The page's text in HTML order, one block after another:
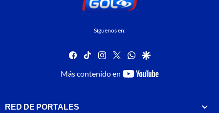
Síguenos en:
facebook
tiktok instagram
twitterwhatsapp
google
Más contenido en
youtube-
RED DE PORTALES